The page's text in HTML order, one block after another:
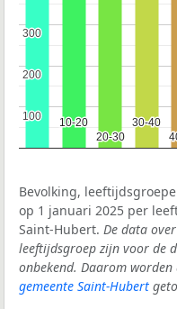
10-20
10-20
20-30
20-30
30-40
30-40
100
100
200
200
300
300
Bevolking,
op 1 januari 2025 per
Saint-Hubert. De data
leeftijdsgroep zijn voor de
onbekend. Daarom
gemeente Saint-Hubert